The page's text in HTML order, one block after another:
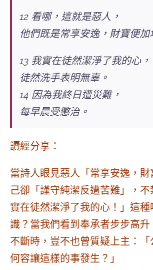
12 看哪，這就是惡人，
他們既是常享安逸，財寶便加
13 我實在徒然潔淨了我的心，
徒然洗手表明無辜。
14 因為我終日遭災難，
每早晨受懲治。
讀經分享：
當詩人眼見惡人「常享安逸，財
己卻「謹守純潔反遭苦難」，
實在徒然潔淨了我的心！」這種
識？當我們看到奉承者步步高
不斷時，豈不也曾質疑上主：
何容讓這樣的事發生？」